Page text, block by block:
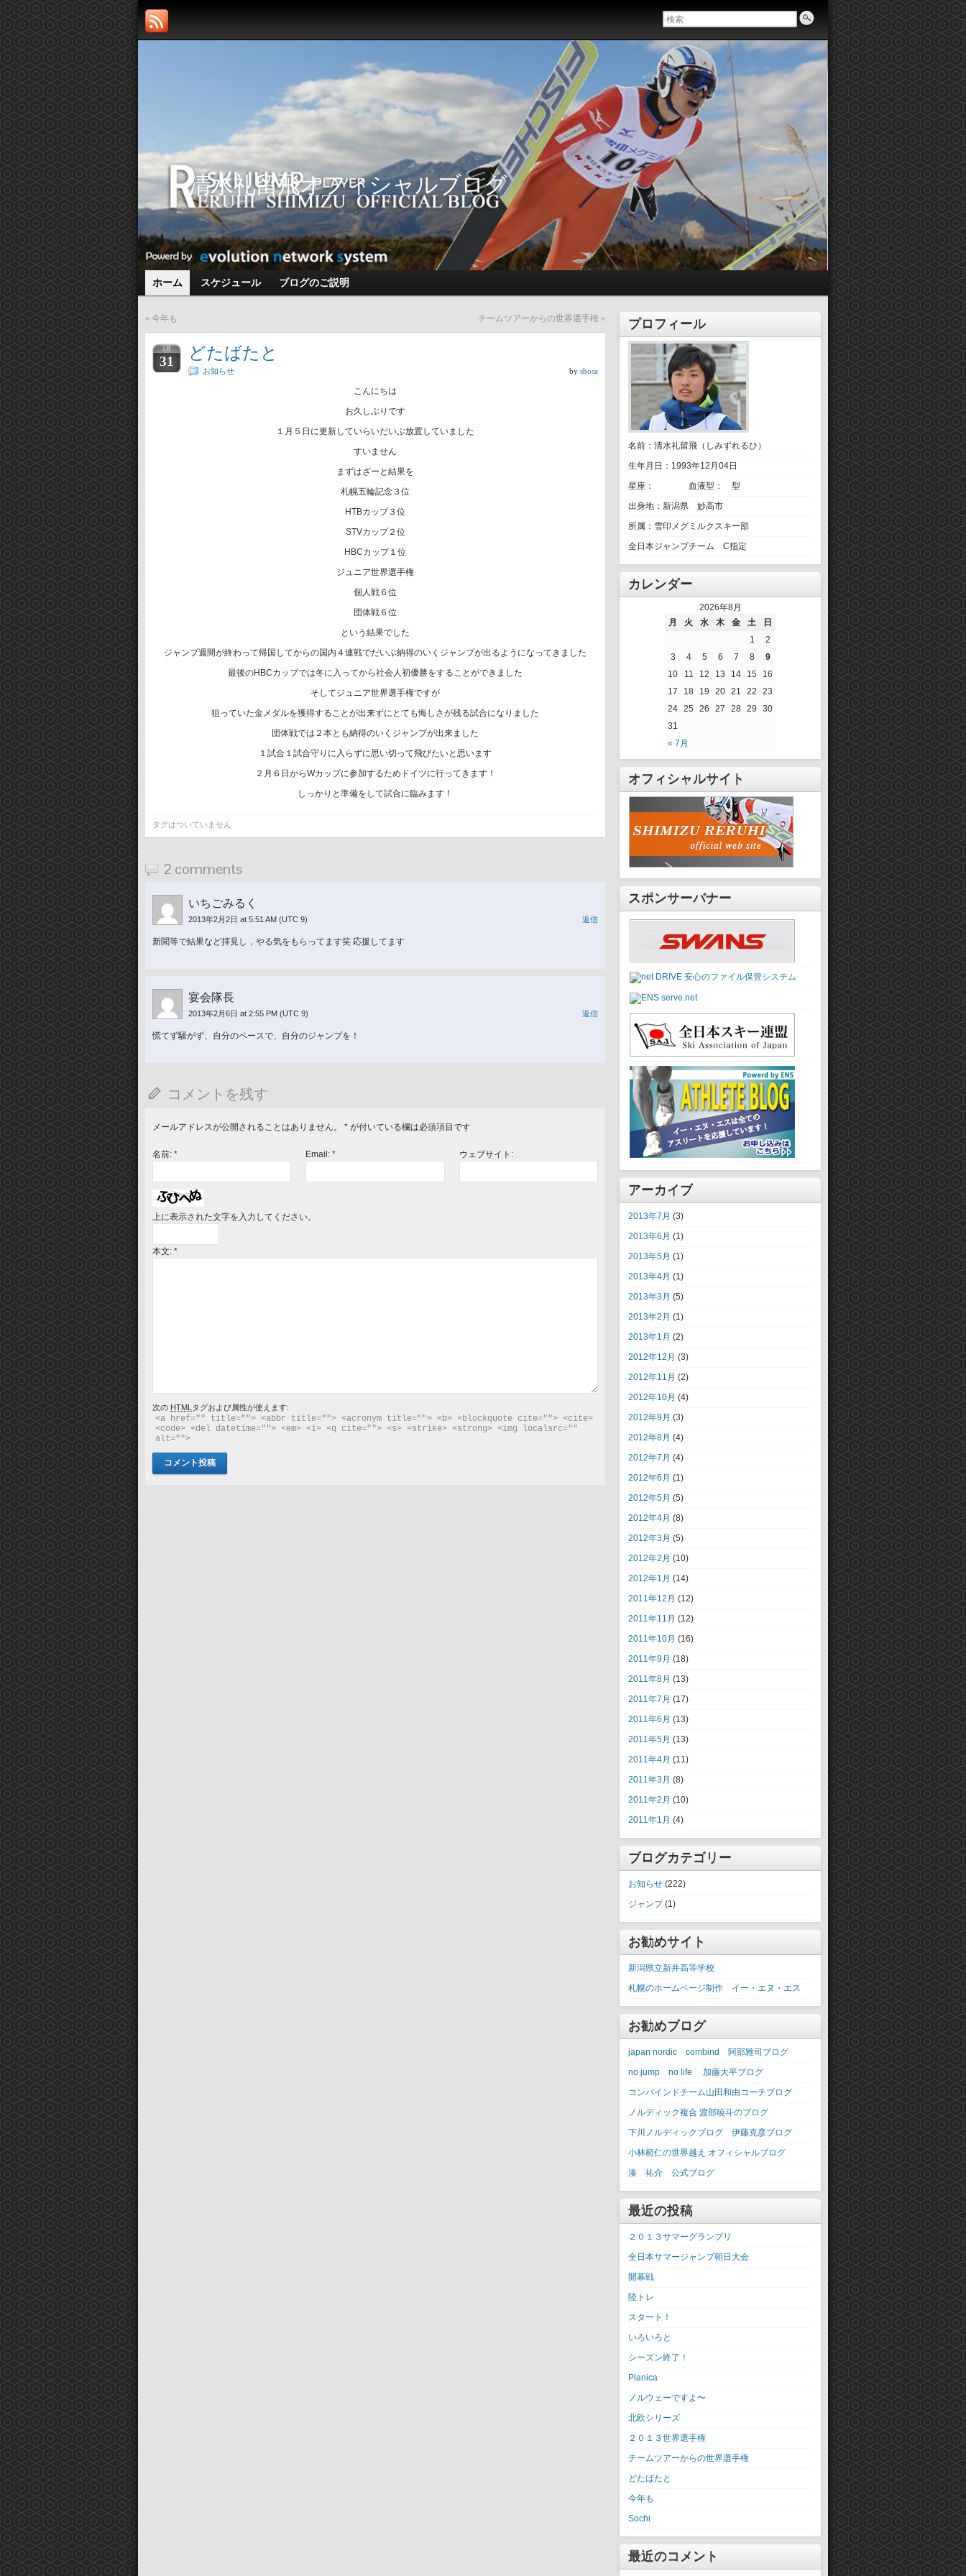
清水礼留飛オフィシャルブログ
ホーム スケジュール ブログのご説明
« 今年も チームツアーからの世界選手権 »
1月
31 どたばたと
お知らせ by shosa
こんにちは
お久しぶりです
１月５日に更新していらいだいぶ放置していました
すいません
まずはざーと結果を
札幌五輪記念３位
HTBカップ３位
STVカップ２位
HBCカップ１位
ジュニア世界選手権
個人戦６位
団体戦６位
という結果でした
ジャンプ週間が終わって帰国してからの国内４連戦でだいぶ納得のいくジャンプが出るようになってきました
最後のHBCカップでは冬に入ってから社会人初優勝をすることができました
そしてジュニア世界選手権ですが
狙っていた金メダルを獲得することが出来ずにとても悔しさが残る試合になりました
団体戦では２本とも納得のいくジャンプが出来ました
１試合１試合守りに入らずに思い切って飛びたいと思います
２月６日からWカップに参加するためドイツに行ってきます！
しっかりと準備をして試合に臨みます！
タグはついていません
2 comments
いちごみるく
2013年2月2日 at 5:51 AM (UTC 9) 返信
新聞等で結果など拝見し，やる気をもらってます笑 応援してます
宴会隊長
2013年2月6日 at 2:55 PM (UTC 9) 返信
慌てず騒がず、自分のペースで、自分のジャンプを！
コメントを残す
メールアドレスが公開されることはありません。 * が付いている欄は必須項目です
名前: * Email:* ウェブサイト:
上に表示された文字を入力してください。
本文: *
次の HTML タグおよび属性が使えます:
<a href="" title=""> <abbr title=""> <acronym title=""> <b> <blockquote cite=""> <cite>
<code> <del datetime=""> <em> <i> <q cite=""> <s> <strike> <strong> <img localsrc=""
alt="">
プロフィール
名前：清水礼留飛（しみずれるひ）
生年月日：1993年12月04日
星座： 血液型： 型
出身地：新潟県 妙高市
所属：雪印メグミルクスキー部
全日本ジャンプチーム C指定
カレンダー
2026年8月
月
火 水 木 金 土 日
« 7月
1
2
3
4 5 6 7 8
9
10
11 12 13 14 15
16
17
18 19 20 21 22
23
24 25 26 27 28 29
30
31
オフィシャルサイト
スポンサーバナー
アーカイブ
2013年7月 (3)
2013年6月 (1)
2013年5月 (1)
2013年4月 (1)
2013年3月 (5)
2013年2月 (1)
2013年1月 (2)
2012年12月 (3)
2012年11月 (2)
2012年10月 (4)
2012年9月 (3)
2012年8月 (4)
2012年7月 (4)
2012年6月 (1)
2012年5月 (5)
2012年4月 (8)
2012年3月 (5)
2012年2月 (10)
2012年1月 (14)
2011年12月 (12)
2011年11月 (12)
2011年10月 (16)
2011年9月 (18)
2011年8月 (13)
2011年7月 (17)
2011年6月 (13)
2011年5月 (13)
2011年4月 (11)
2011年3月 (8)
2011年2月 (10)
2011年1月 (4)
ブログカテゴリー
お知らせ (222)
ジャンプ(1)
お勧めサイト
新潟県立新井高等学校
札幌のホームページ制作 イー・エヌ・エス
お勧めブログ
japan nordic combind 阿部雅司ブログ
no jump no life 加藤大平ブログ
コンバインドチーム山田和由コーチブログ
ノルディック複合 渡部暁斗のブログ
下川ノルディックブログ 伊藤克彦ブログ
小林範仁の世界越え オフィシャルブログ
湊 祐介 公式ブログ
最近の投稿
２０１３サマーグランプリ
全日本サマージャンプ朝日大会
開幕戦
陸トレ
スタート！
いろいろと
シーズン終了！
Planica
ノルウェーですよ〜
北欧シリーズ
２０１３世界選手権
チームツアーからの世界選手権
どたばたと
今年も
Sochi
最近のコメント